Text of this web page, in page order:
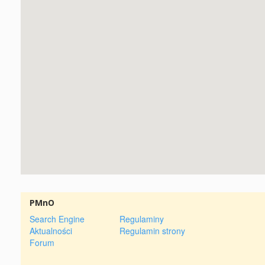
PMnO
Search Engine
Aktualności
Forum
Regulaminy
Regulamin strony